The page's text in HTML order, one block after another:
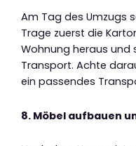
Am Tag des Umzugs
Trage zuerst die
Wohnung heraus und
Transport. Achte
ein passendes
8. Möbel aufbauen